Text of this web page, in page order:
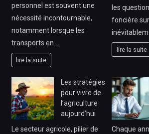
personnel est souvent une
nécessité incontournable,
notamment lorsque les
transports en…
lire la suite
les
foncière
lire la suite
Les stratégies
pour vivre de
l’agriculture
aujourd’hui
Le secteur agricole, pilier de
Chaque